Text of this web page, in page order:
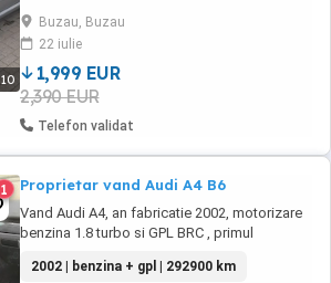
10
totul funcțional . la151.ooo km schimbat - kit
ambreiaj Luk - ulei Cv Motul . la155.ooo km
schimbat - kit distribuție Conti . radiator ...
Buzau, Buzau
22 iulie
1,999 EUR
2,390 EUR
Telefon validat
1 Proprietar vand Audi A4 B6
Vand Audi A4, an fabricatie 2002, motorizare
benzina 1.8 turbo si GPL BRC , primul
cauta o masina fiabila, confortabila si
2002 | benzina + gpl | 292900 km